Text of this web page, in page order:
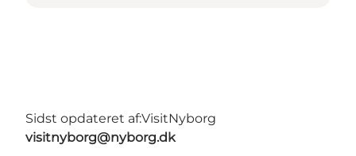
Sidst opdateret af:VisitNyborg
visitnyborg@nyborg.dk